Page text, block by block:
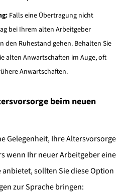
Falls eine Übertragung nicht
bei Ihrem alten Arbeitgeber
den Ruhestand gehen. Behalten Sie
alten Anwartschaften im Auge, oft
Anwartschaften.
beim neuen
Gelegenheit, Ihre Altersvorsorge
wenn Ihr neuer Arbeitgeber eine
sollten Sie diese Option
zur Sprache bringen: